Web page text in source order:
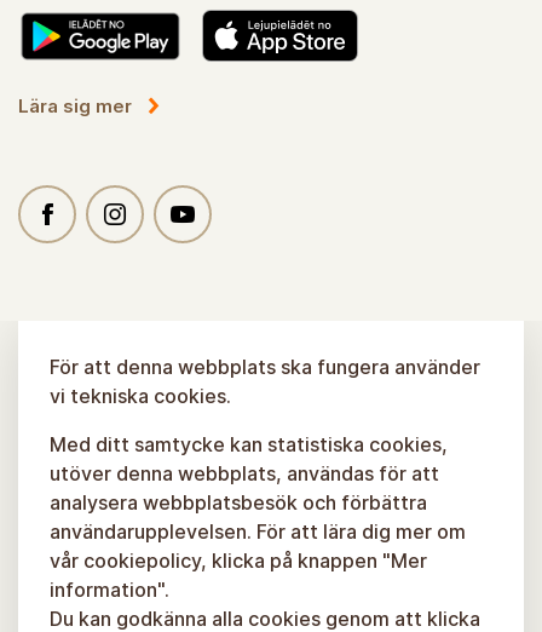
Lära sig mer
För att denna webbplats ska fungera använder
vi tekniska cookies.
Med ditt samtycke kan statistiska cookies,
utöver denna webbplats, användas för att
analysera webbplatsbesök och förbättra
användarupplevelsen. För att lära dig mer om
vår cookiepolicy, klicka på knappen "Mer
information".
Du kan godkänna alla cookies genom att klicka